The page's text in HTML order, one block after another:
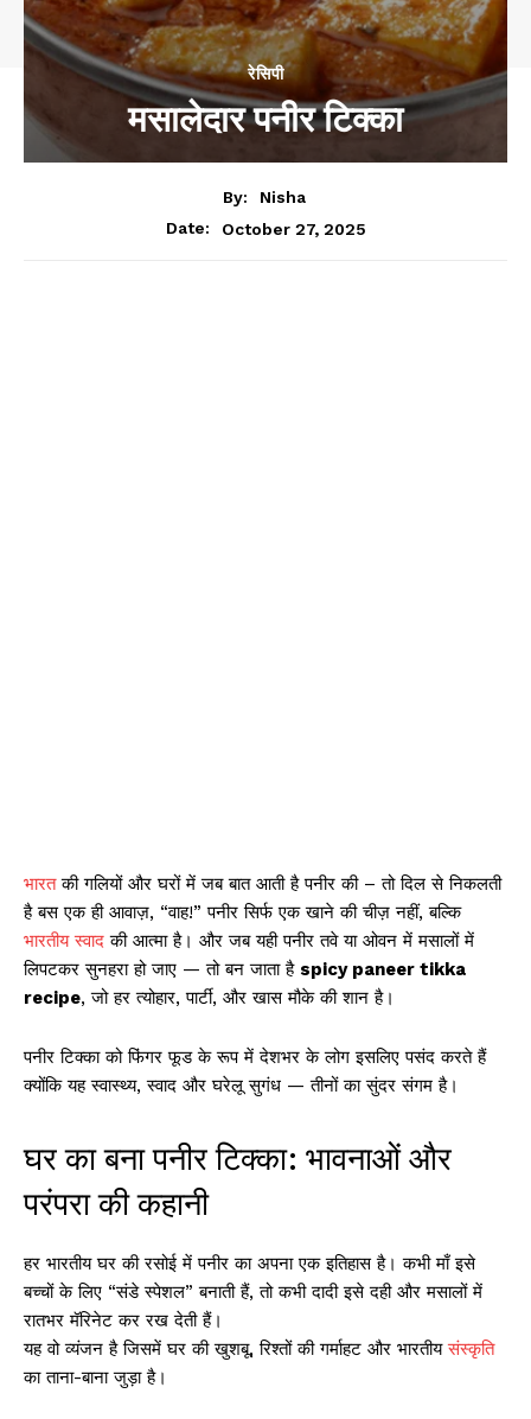
रेसिपी
मसालेदार पनीर टिक्का
By:
Nisha
Date:
October 27, 2025
भारतकी गलियों और घरों में जब बात आती है पनीर की – तो दिल से निकलती
है बस एक ही आवाज़, “वाह!” पनीर सिर्फ एक खाने की चीज़ नहीं, बल्कि
भारतीय स्वाद की आत्मा है। और जब यही पनीर तवे या ओवन में मसालों में
लिपटकर सुनहरा हो जाए — तो बन जाता है spicy paneer tikka
recipe, जो हर त्योहार, पार्टी, और खास मौके की शान है।
पनीर टिक्का को फिंगर फूड के रूप में देशभर के लोग इसलिए पसंद करते हैं
क्योंकि यह स्वास्थ्य, स्वाद और घरेलू सुगंध — तीनों का सुंदर संगम है।
घर का बना पनीर टिक्का: भावनाओं और
परंपरा की कहानी
हर भारतीय घर की रसोई में पनीर का अपना एक इतिहास है। कभी माँ इसे
बच्चों के लिए “संडे स्पेशल” बनाती हैं, तो कभी दादी इसे दही और मसालों में
रातभर मॅरिनेट कर रख देती हैं।
यह वो व्यंजन है जिसमें घर की खुशबू, रिश्तों की गर्माहट और भारतीयसंस्कृति
का ताना-बाना जुड़ा है।